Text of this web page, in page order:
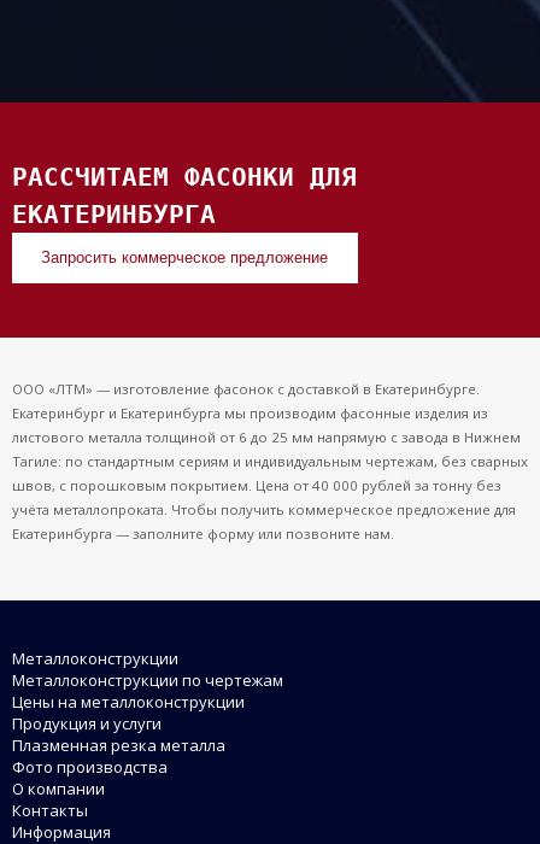
РАССЧИТАЕМ ФАСОНКИ ДЛЯ
ЕКАТЕРИНБУРГА
Запросить коммерческое предложение
ООО «ЛТМ» — изготовление фасонок с доставкой в Екатеринбурге.
Екатеринбург и Екатеринбурга мы производим фасонные изделия из
листового металла толщиной от 6 до 25 мм напрямую с завода в Нижнем
Тагиле: по стандартным сериям и индивидуальным чертежам, без сварных
швов, с порошковым покрытием. Цена от 40 000 рублей за тонну без
учёта металлопроката. Чтобы получить коммерческое предложение для
Екатеринбурга — заполните форму или позвоните нам.
Металлоконструкции
Металлоконструкции по чертежам
Цены на металлоконструкции
Продукция и услуги
Плазменная резка металла
Фото производства
О компании
Контакты
Информация